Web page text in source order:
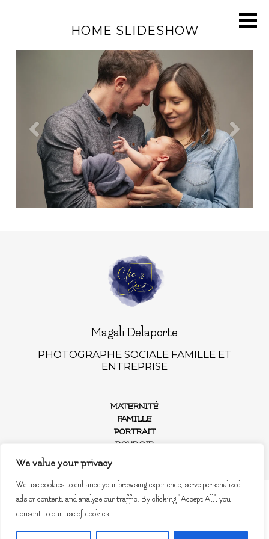
We value your privacy
We use cookies to enhance your browsing experience, serve personalized
ads or content, and analyze our traffic. By clicking "Accept All", you
consent to our use of cookies.
HOME SLIDESHOW
Magali Delaporte
PHOTOGRAPHE SOCIALE FAMILLE ET
ENTREPRISE
MATERNITÉ
FAMILLE
PORTRAIT
BOUDOIR
CLIC ET SENS • Réalisé avec enthousiasme
parAgnes Colombo
Kersulec | MENTIONS LEGALES | ProPhoto